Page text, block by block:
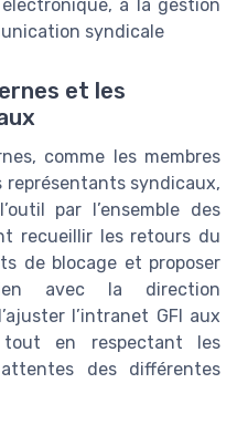
à la gestion
syndicale
et les
comme les membres
représentants syndicaux,
par l’ensemble des
recueillir les retours du
de blocage et proposer
avec la direction
l’intranet GFI aux
en respectant les
des différentes